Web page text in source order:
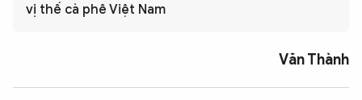
vị thế cà phê Việt Nam
Văn Thành